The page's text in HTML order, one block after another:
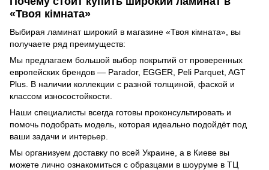
«Твоя кімната»
Выбирая ламинат широкий в магазине «Твоя кімната», вы
получаете ряд преимуществ:
Мы предлагаем большой выбор покрытий от проверенных
европейских брендов — Parador, EGGER, Peli Parquet, AGT
Plus. В наличии коллекции с разной толщиной, фаской и
классом износостойкости.
Наши специалисты всегда готовы проконсультировать и
помочь подобрать модель, которая идеально подойдёт под
ваши задачи и интерьер.
Мы организуем доставку по всей Украине, а в Киеве вы
можете лично ознакомиться с образцами в шоуруме в ТЦ